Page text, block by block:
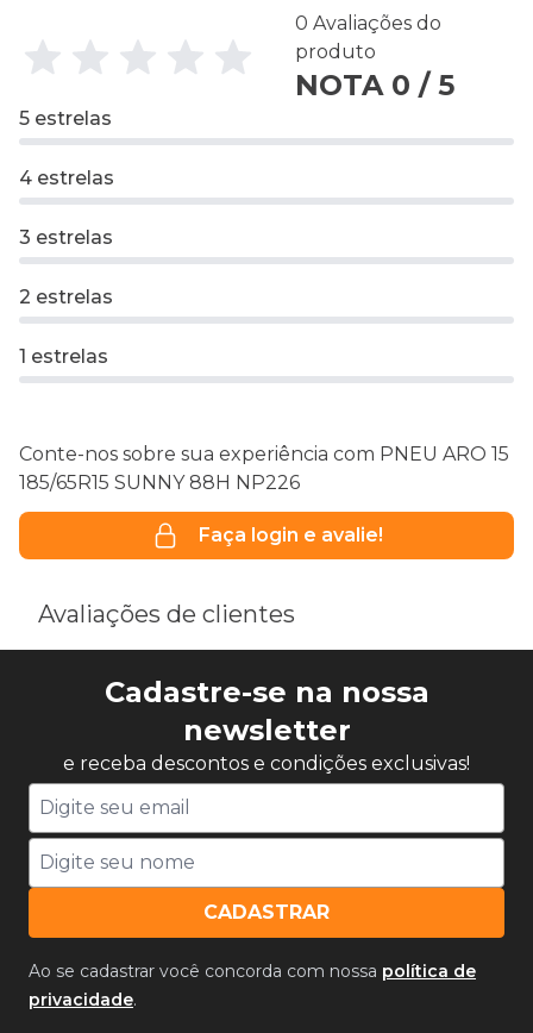
0 Avaliações do
produto
NOTA 0 / 5
5 estrelas
4 estrelas
3 estrelas
2 estrelas
1 estrelas
Conte-nos sobre sua experiência com PNEU ARO 15
185/65R15 SUNNY 88H NP226
Faça login e avalie!
Avaliações de clientes
Cadastre-se na nossa
newsletter
e receba descontos e condições exclusivas!
CADASTRAR
Ao se cadastrar você concorda com nossa política de
privacidade.